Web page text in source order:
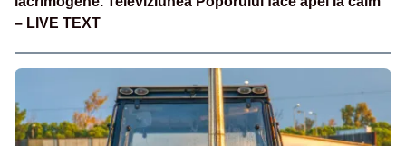
– LIVE TEXT